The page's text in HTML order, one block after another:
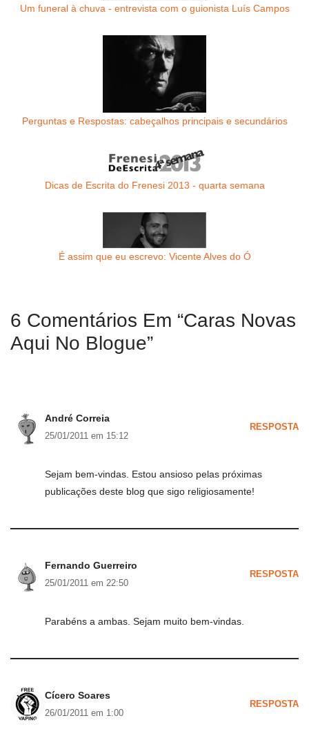
Um funeral à chuva - entrevista com o guionista Luís Campos
Perguntas e Respostas: cabeçalhos principais e secundários
Dicas de Escrita do Frenesi 2013 - quarta semana
É assim que eu escrevo: Vicente Alves do Ó
6 Comentários Em “Caras Novas
Aqui No Blogue”
André Correia
25/01/2011 em 15:12
RESPOSTA
Sejam bem-vindas. Estou ansioso pelas próximas
publicações deste blog que sigo religiosamente!
Fernando Guerreiro
25/01/2011 em 22:50
RESPOSTA
Parabéns a ambas. Sejam muito bem-vindas.
Cícero Soares
26/01/2011 em 1:00
RESPOSTA